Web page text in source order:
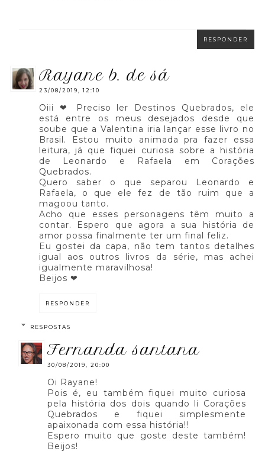
RESPONDER
rayane b. de sá
23/08/2019, 12:10
Oiii ❤ Preciso ler Destinos Quebrados, ele
está entre os meus desejados desde que
soube que a Valentina iria lançar esse livro no
Brasil. Estou muito animada pra fazer essa
leitura, já que fiquei curiosa sobre a história
de Leonardo e Rafaela em Corações
Quebrados.
Quero saber o que separou Leonardo e
Rafaela, o que ele fez de tão ruim que a
magoou tanto.
Acho que esses personagens têm muito a
contar. Espero que agora a sua história de
amor possa finalmente ter um final feliz.
Eu gostei da capa, não tem tantos detalhes
igual aos outros livros da série, mas achei
igualmente maravilhosa!
Beijos ❤
RESPONDER
RESPOSTAS
fernanda santana
30/08/2019, 20:00
Oi Rayane!
Pois é, eu também fiquei muito curiosa
pela história dos dois quando li Corações
Quebrados e fiquei simplesmente
apaixonada com essa história!!
Espero muito que goste deste também!
Beijos!